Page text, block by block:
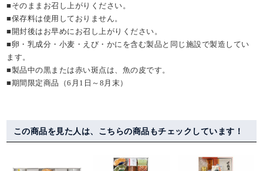
■そのままお召し上がりください。
■保存料は使用しておりません。
■開封後はお早めにお召し上がりください。
■卵・乳成分・小麦・えび・かにを含む製品と同じ施設で製造してい
ます。
■製品中の黒または赤い斑点は、魚の皮です。
■期間限定商品（6月1日～8月末）
この商品を見た人は、こちらの商品もチェックしています！